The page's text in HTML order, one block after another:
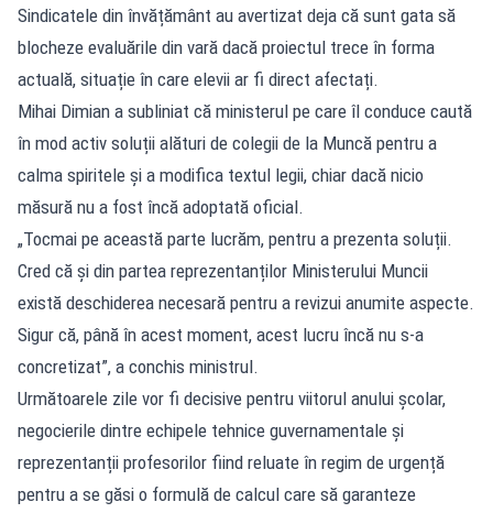
Sindicatele din învățământ au avertizat deja că sunt gata să
blocheze evaluările din vară dacă proiectul trece în forma
actuală, situație în care elevii ar fi direct afectați.
Mihai Dimian a subliniat că ministerul pe care îl conduce caută
în mod activ soluții alături de colegii de la Muncă pentru a
calma spiritele și a modifica textul legii, chiar dacă nicio
măsură nu a fost încă adoptată oficial.
„Tocmai pe această parte lucrăm, pentru a prezenta soluții.
Cred că și din partea reprezentanților Ministerului Muncii
există deschiderea necesară pentru a revizui anumite aspecte.
Sigur că, până în acest moment, acest lucru încă nu s-a
concretizat”, a conchis ministrul.
Următoarele zile vor fi decisive pentru viitorul anului școlar,
negocierile dintre echipele tehnice guvernamentale și
reprezentanții profesorilor fiind reluate în regim de urgență
pentru a se găsi o formulă de calcul care să garanteze